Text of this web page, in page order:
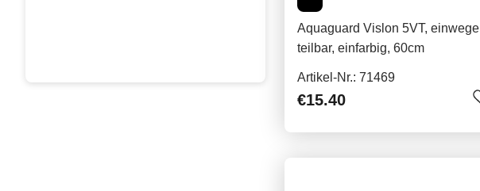
Aquaguard Vislon 5VT, einwege
teilbar, einfarbig, 60cm
Artikel-Nr.: 71469
€15.40